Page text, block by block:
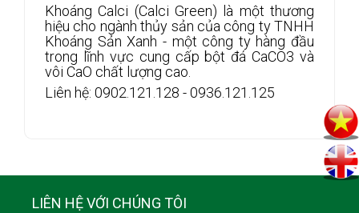
Khoáng Calci (Calci Green) là một thương
hiệu cho ngành thủy sản của công ty TNHH
Khoáng Sản Xanh - một công ty hàng đầu
trong lĩnh vực cung cấp bột đá CaCO3 và
vôi CaO chất lượng cao.
Liên hệ: 0902.121.128 - 0936.121.125
LIÊN HỆ VỚI CHÚNG TÔI